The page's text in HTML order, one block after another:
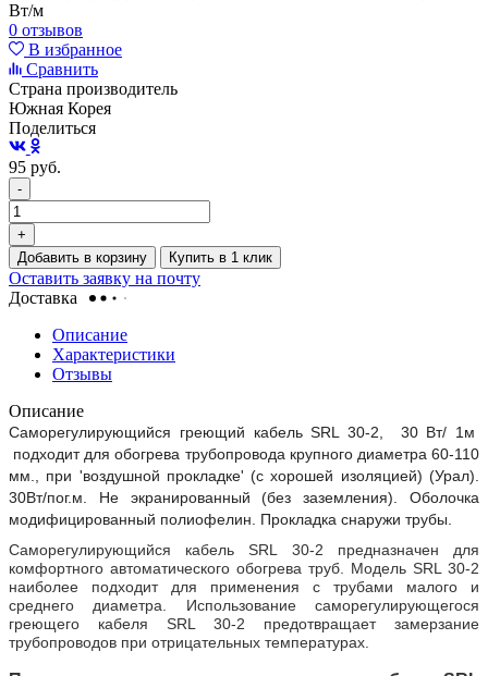
0 отзывов
В избранное
Сравнить
Страна производитель
Южная Корея
Поделиться
95 руб.
-
+
Добавить в корзину
Купить в 1 клик
Оставить заявку на почту
Доставка
Описание
Характеристики
Отзывы
Описание
Саморегулирующийся греющий кабель SRL 30-2, 30 Вт/ 1м
подходит для обогрева трубопровода крупного диаметра 60-110
мм., при 'воздушной прокладке' (с хорошей изоляцией) (Урал).
30Вт/пог.м. Не экранированный (без заземления). Оболочка
модифицированный полиофелин. Прокладка снаружи трубы.
Саморегулирующийся кабель SRL 30-2 предназначен для
комфортного автоматического обогрева труб. Модель SRL 30-2
наиболее подходит для применения с трубами малого и
среднего диаметра. Использование саморегулирующегося
греющего кабеля SRL 30-2 предотвращает замерзание
трубопроводов при отрицательных температурах.